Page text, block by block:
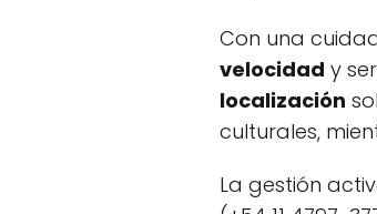
Con una
velocidad y
localización
culturales,
La gestión